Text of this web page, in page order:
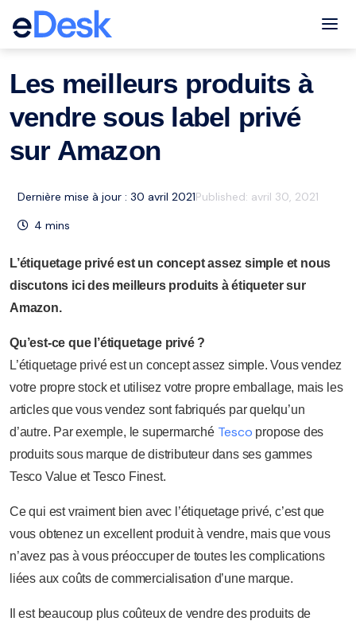
eCommerce Support Central
Les meilleurs produits à
vendre sous label privé
sur Amazon
Dernière mise à jour : 30 avril 2021Published: avril 30, 2021
4 mins
L’étiquetage privé est un concept assez simple et nous
discutons ici des meilleurs produits à étiqueter sur
Amazon.
Qu’est-ce que l’étiquetage privé ?
L’étiquetage privé est un concept assez simple. Vous vendez
votre propre stock et utilisez votre propre emballage, mais les
articles que vous vendez sont fabriqués par quelqu’un
d’autre. Par exemple, le supermarché Tesco propose des
produits sous marque de distributeur dans ses gammes
Tesco Value et Tesco Finest.
Ce qui est vraiment bien avec l’étiquetage privé, c’est que
vous obtenez un excellent produit à vendre, mais que vous
n’avez pas à vous préoccuper de toutes les complications
liées aux coûts de commercialisation d’une marque.
Il est beaucoup plus coûteux de vendre des produits de